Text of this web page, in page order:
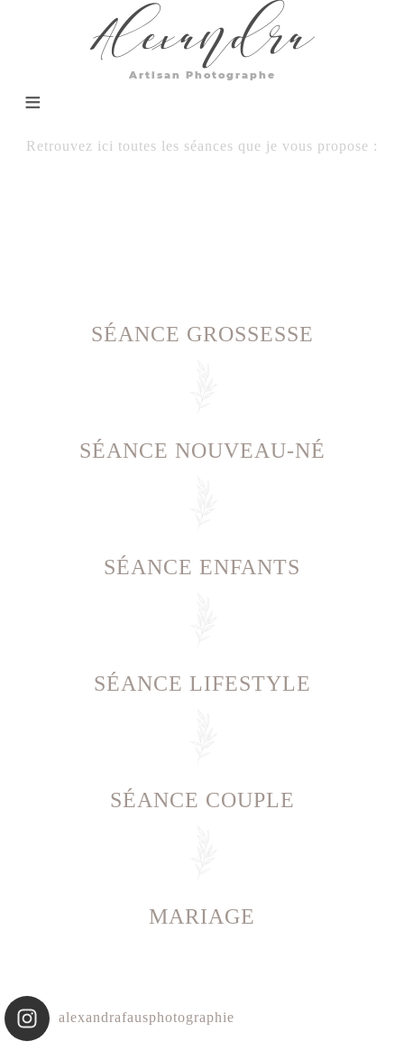
Alexandra
Artisan Photographe
Retrouvez ici toutes les séances que je vous propose :
SÉANCE GROSSESSE
SÉANCE NOUVEAU-NÉ
SÉANCE ENFANTS
SÉANCE LIFESTYLE
SÉANCE COUPLE
MARIAGE
alexandrafausphotographie